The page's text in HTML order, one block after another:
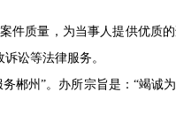
件质量，为当事人提供优质
讼等法律服务。
务郴州”。办所宗旨是：“竭诚